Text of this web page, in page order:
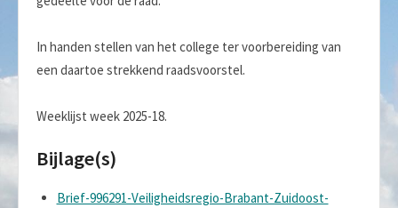
In handen stellen van het college ter voorbereiding van
een daartoe strekkend raadsvoorstel.
Weeklijst week 2025-18.
Bijlage(s)
Brief-996291-Veiligheidsregio-Brabant-Zuidoost-